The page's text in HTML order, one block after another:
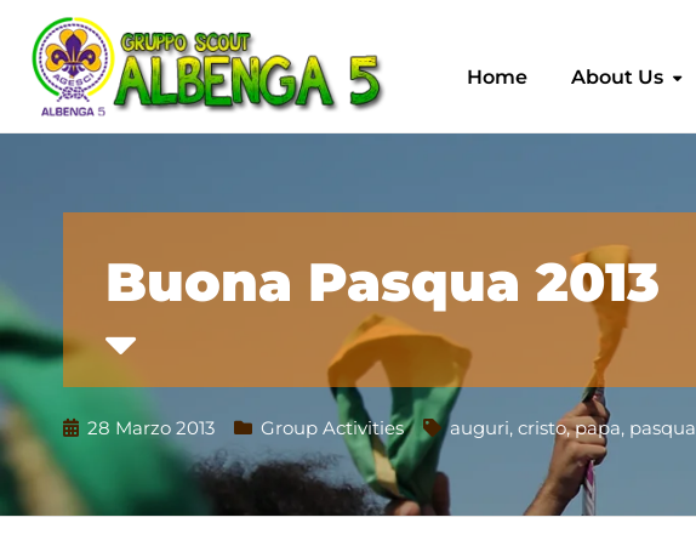
Home About Us
Buona Pasqua 2013
28 Marzo 2013 Group Activities auguri, cristo,papa, pasqua